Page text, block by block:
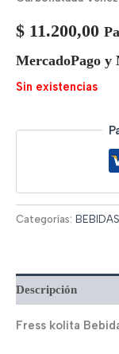
$ 11.200,00
MercadoPago y
Sin existencias
Categorías: BEBIDAS
Descripción
Fress kolita